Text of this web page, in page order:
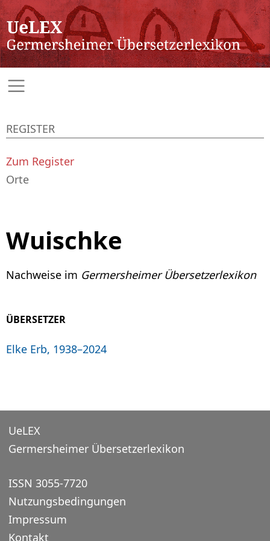
Wuischke
Nachweise im Germersheimer Übersetzerlexikon
ÜBERSETZER
Elke Erb, 1938–2024
REGISTER
Zum Register
Orte
UeLEX
Germersheimer Übersetzerlexikon
ISSN 3055-7720
Nutzungsbedingungen
Impressum
Kontakt